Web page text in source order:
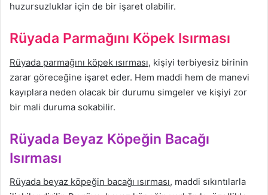
huzursuzluklar için de bir işaret olabilir.
Rüyada Parmağını Köpek Isırması
Rüyada parmağını köpek ısırması, kişiyi terbiyesiz birinin
zarar göreceğine işaret eder. Hem maddi hem de manevi
kayıplara neden olacak bir durumu simgeler ve kişiyi zor
bir mali duruma sokabilir.
Rüyada Beyaz Köpeğin Bacağı
Isırması
Rüyada beyaz köpeğin bacağı ısırması, maddi sıkıntılarla